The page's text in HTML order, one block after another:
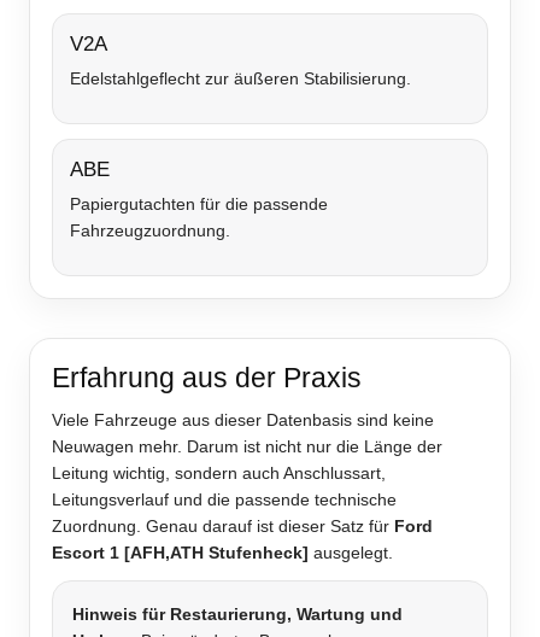
V2A
Edelstahlgeflecht zur äußeren Stabilisierung.
ABE
Papiergutachten für die passende
Fahrzeugzuordnung.
Erfahrung aus der Praxis
Viele Fahrzeuge aus dieser Datenbasis sind keine
Neuwagen mehr. Darum ist nicht nur die Länge der
Leitung wichtig, sondern auch Anschlussart,
Leitungsverlauf und die passende technische
Zuordnung. Genau darauf ist dieser Satz für Ford
Escort 1 [AFH,ATH Stufenheck] ausgelegt.
Hinweis für Restaurierung, Wartung und